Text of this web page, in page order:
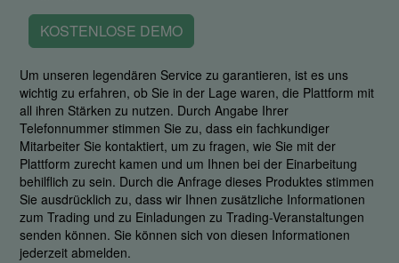
KOSTENLOSE DEMO
Um unseren legendären Service zu garantieren, ist es uns
wichtig zu erfahren, ob Sie in der Lage waren, die Plattform mit
all ihren Stärken zu nutzen. Durch Angabe Ihrer
Telefonnummer stimmen Sie zu, dass ein fachkundiger
Mitarbeiter Sie kontaktiert, um zu fragen, wie Sie mit der
Plattform zurecht kamen und um Ihnen bei der Einarbeitung
behilflich zu sein. Durch die Anfrage dieses Produktes stimmen
Sie ausdrücklich zu, dass wir Ihnen zusätzliche Informationen
zum Trading und zu Einladungen zu Trading-Veranstaltungen
senden können. Sie können sich von diesen Informationen
jederzeit abmelden.